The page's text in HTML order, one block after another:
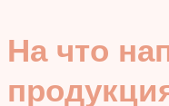
На что